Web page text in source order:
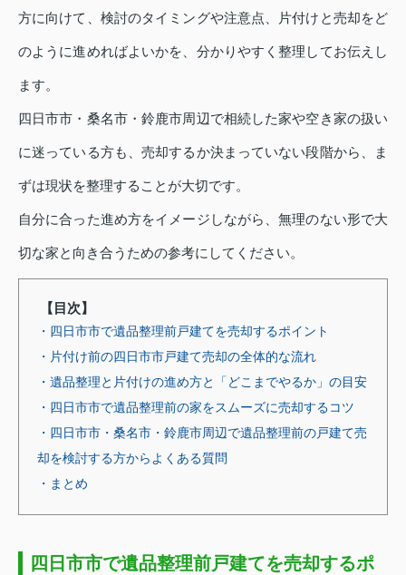
方に向けて、検討のタイミングや注意点、片付けと売却をど
のように進めればよいかを、分かりやすく整理してお伝えし
ます。
四日市市・桑名市・鈴鹿市周辺で相続した家や空き家の扱い
に迷っている方も、売却するか決まっていない段階から、ま
ずは現状を整理することが大切です。
自分に合った進め方をイメージしながら、無理のない形で大
切な家と向き合うための参考にしてください。
【目次】
・四日市市で遺品整理前戸建てを売却するポイント
・片付け前の四日市市戸建て売却の全体的な流れ
・遺品整理と片付けの進め方と「どこまでやるか」の目安
・四日市市で遺品整理前の家をスムーズに売却するコツ
・四日市市・桑名市・鈴鹿市周辺で遺品整理前の戸建て売
却を検討する方からよくある質問
・まとめ
四日市市で遺品整理前戸建てを売却するポ